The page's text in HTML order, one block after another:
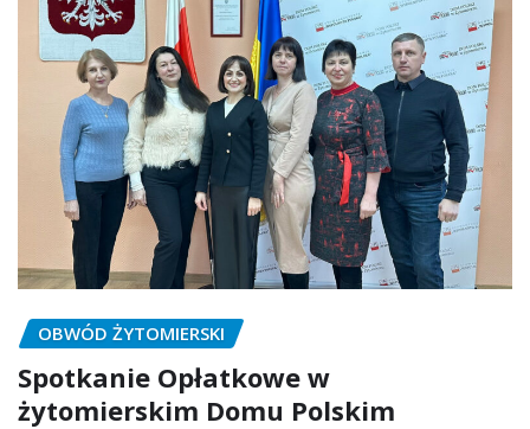
OBWÓD ŻYTOMIERSKI
Spotkanie Opłatkowe w
żytomierskim Domu Polskim